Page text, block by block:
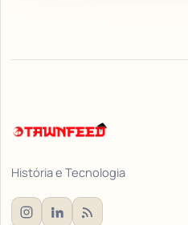
História e Tecnologia